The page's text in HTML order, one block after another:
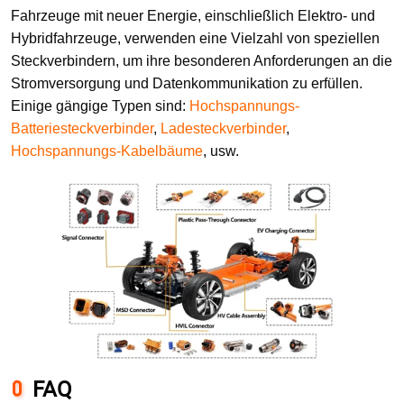
Fahrzeuge mit neuer Energie, einschließlich Elektro- und
Hybridfahrzeuge, verwenden eine Vielzahl von speziellen
Steckverbindern, um ihre besonderen Anforderungen an die
Stromversorgung und Datenkommunikation zu erfüllen.
Einige gängige Typen sind: Hochspannungs-
Batteriesteckverbinder, Ladesteckverbinder,
Hochspannungs-Kabelbäume, usw.
FAQ